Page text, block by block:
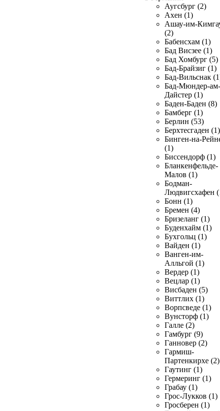
Аугсбург (2)
Ахен (1)
Ашау-им-
(2)
Бабенсхам (1)
Бад Висзее (1)
Бад Хомбург (5)
Бад-Брайзиг (1)
Бад-Вильснак
Бад-Мюндер-ам-
Дайстер (1)
Баден-Баден (8)
Бамберг (1)
Берлин (53)
Берхтесгаден (1)
Бинген-на-
(1)
Биссендорф (1)
Бланкенфельде-
Малов (1)
Бодман-
Людвигсхафен
Бонн (1)
Бремен (4)
Бризеланг (1)
Буденхайм (1)
Бухгольц (1)
Вайден (1)
Ванген-им-
Алльгой (1)
Вердер (1)
Вецлар (1)
Висбаден (5)
Виттлих (1)
Ворпсведе (1)
Вунсторф (1)
Галле (2)
Гамбург (9)
Ганновер (2)
Гармиш-
Партенкирхе (2)
Гаутинг (1)
Гермеринг (1)
Грабау (1)
Грос-Лукков (1)
Гросберен (1)